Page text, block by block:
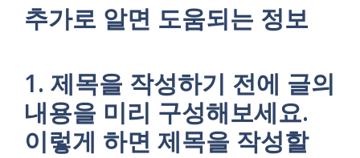
추가로 알면 도움되는 정보
1. 제목을 작성하기 전에 글의
내용을 미리 구성해보세요.
이렇게 하면 제목을 작성할